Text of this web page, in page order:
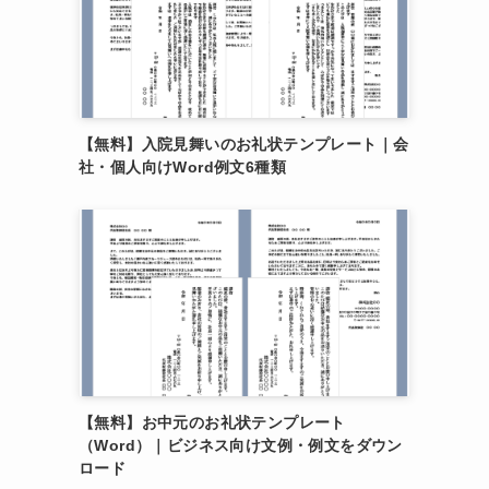
【無料】入院見舞いのお礼状テンプレート｜会
社・個人向けWord例文6種類
【無料】お中元のお礼状テンプレート
（Word）｜ビジネス向け文例・例文をダウン
ロード